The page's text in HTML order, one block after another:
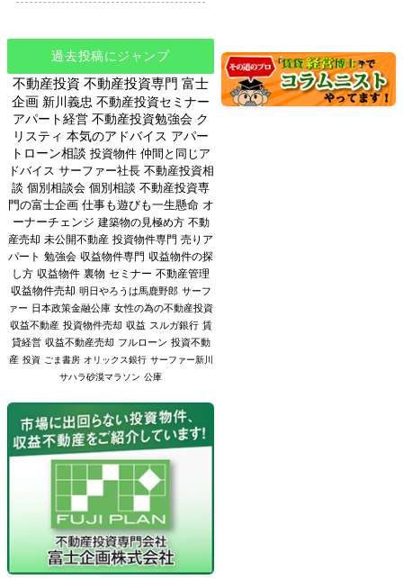
過去投稿にジャンプ
不動産投資 不動産投資専門 富士
企画 新川義忠 不動産投資セミナー
アパート経営 不動産投資勉強会 ク
リスティ 本気のアドバイス アパー
トローン相談 投資物件 仲間と同じア
ドバイス サーファー社長 不動産投資相
談 個別相談会 個別相談 不動産投資専
門の富士企画 仕事も遊びも一生懸命 オ
ーナーチェンジ 建築物の見極め方 不動
産売却 未公開不動産 投資物件専門 売りア
パート 勉強会 収益物件専門 収益物件の探
し方 収益物件 裏物 セミナー 不動産管理
収益物件売却 明日やろうは馬鹿野郎 サーフ
ァー 日本政策金融公庫 女性の為の不動産投資
収益不動産 投資物件売却 収益 スルガ銀行 賃
貸経営 収益不動産売却 フルローン 投資不動
産 投資 ごま書房 オリックス銀行 サーファー新川
サハラ砂漠マラソン 公庫